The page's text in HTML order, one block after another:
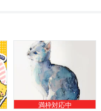
満枠対応中